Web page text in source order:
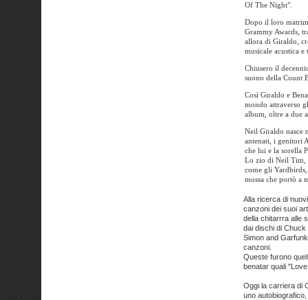
Of The Night".
Dopo il loro
Grammy Awards,
allora di Giraldo,
musicale acustica e
Chiusero il
suono della Count
Così Giraldo e
mondo attraverso
album, oltre a due
Neil Giraldo nasce
antenati, i genitori
che lui e la sorella
Lo zio di Neil Tim,
come gli
mossa che portò a
Alla ricerca di
canzoni dei suoi
della chitarrra alle
dai dischi di
Simon and
canzoni.
Queste furono
benatar quali
Oggi la carriera di
uno